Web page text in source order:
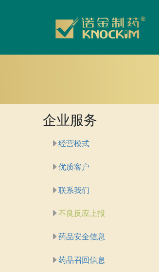
企业服务
经营模式
优质客户
联系我们
不良反应上报
药品安全信息
药品召回信息